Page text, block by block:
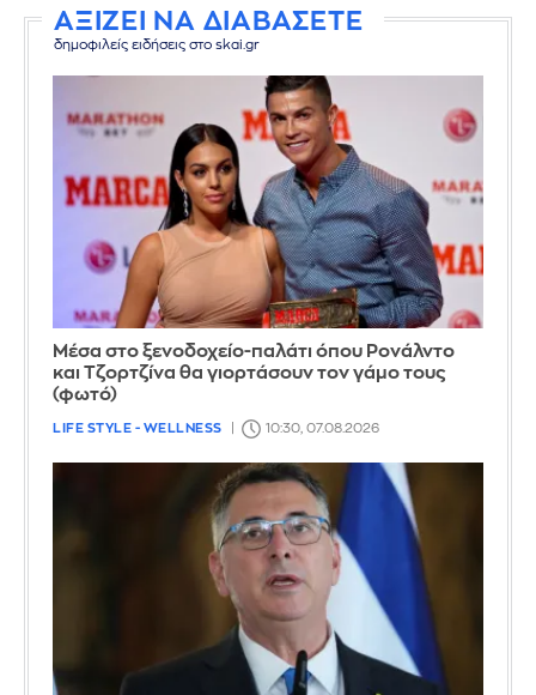
ΑΞΙΖΕΙ ΝΑ ΔΙΑΒΑΣΕΤΕ
δημοφιλείς ειδήσεις στο skai.gr
Μέσα στο ξενοδοχείο-παλάτι όπου Ρονάλντο
και Τζορτζίνα θα γιορτάσουν τον γάμο τους
(φωτό)
LIFE STYLE - WELLNESS 10:30, 07.08.2026